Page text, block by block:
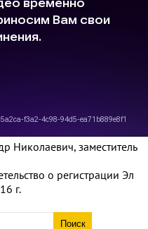
Николаевич, заместитель
о регистрации Эл
г.